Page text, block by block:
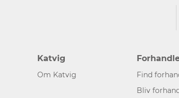
Katvig
Om Katvig
Find
Bliv